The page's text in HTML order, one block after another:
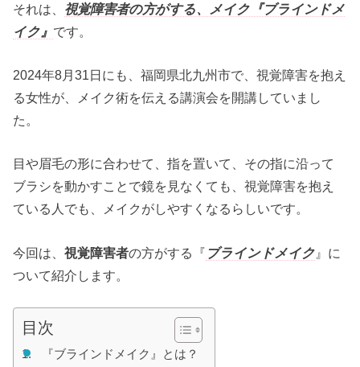
それは、 視覚障害者の方がする、メイク『ブラインドメ
イク』 です。
2024年8月31日にも、福岡県北九州市で、視覚障害を抱え
る女性が、メイク術を伝える講演会を開講していまし
た。
目や眉毛の形に合わせて、指を置いて、その指に沿って
ブラシを動かすことで鏡を見なくても、視覚障害を抱え
ている人でも、メイクがしやすくなるらしいです。
今回は、視覚障害者の方がする『 ブラインドメイク 』に
ついて紹介します。
目次
『ブラインドメイク』とは？